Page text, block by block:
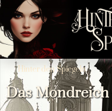
Hinter den Spiegeln
Das